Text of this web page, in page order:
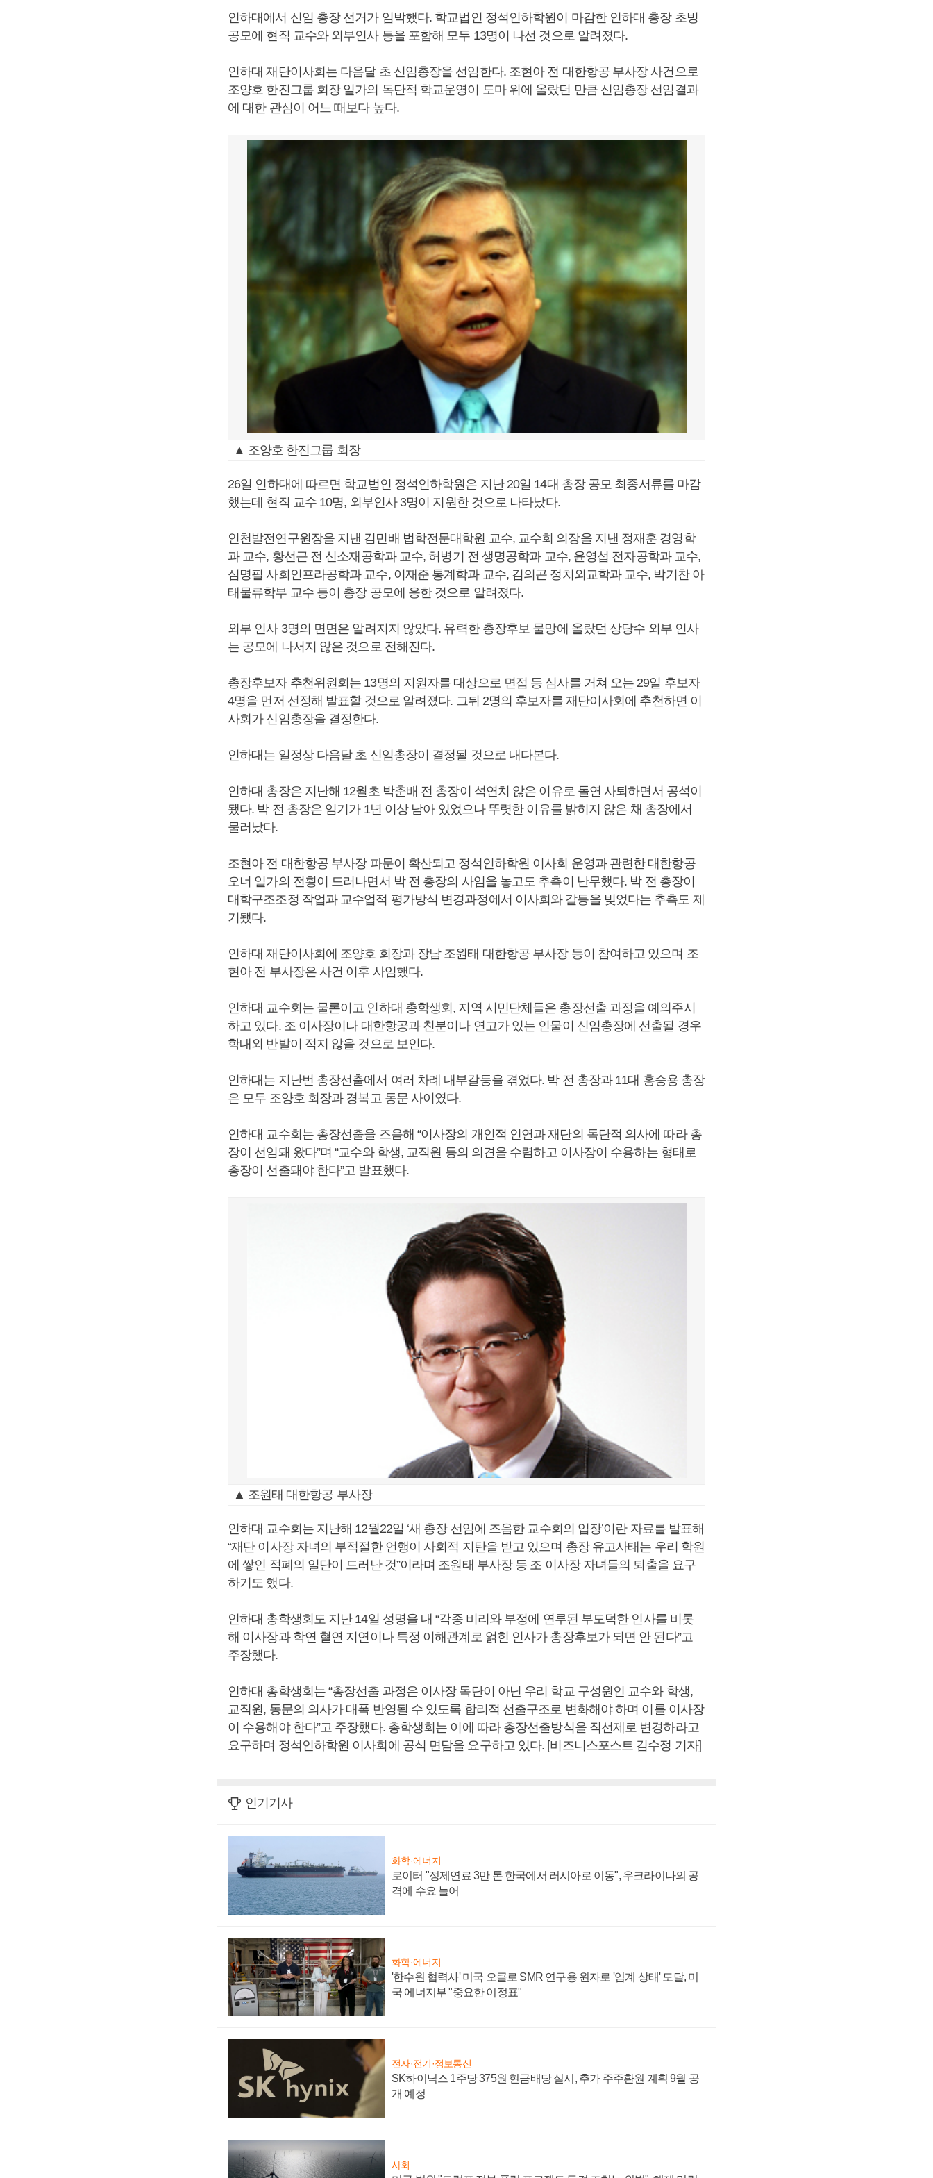
인하대에서 신임 총장 선거가 임박했다. 학교법인 정석인하학원이 마감한 인하대 총장 초빙
공모에 현직 교수와 외부인사 등을 포함해 모두 13명이 나선 것으로 알려졌다.
인하대 재단이사회는 다음달 초 신임총장을 선임한다. 조현아 전 대한항공 부사장 사건으로
조양호 한진그룹 회장 일가의 독단적 학교운영이 도마 위에 올랐던 만큼 신임총장 선임결과
에 대한 관심이 어느 때보다 높다.
▲ 조양호 한진그룹 회장
26일 인하대에 따르면 학교법인 정석인하학원은 지난 20일 14대 총장 공모 최종서류를 마감
했는데 현직 교수 10명, 외부인사 3명이 지원한 것으로 나타났다.
인천발전연구원장을 지낸 김민배 법학전문대학원 교수, 교수회 의장을 지낸 정재훈 경영학
과 교수, 황선근 전 신소재공학과 교수, 허병기 전 생명공학과 교수, 윤영섭 전자공학과 교수,
심명필 사회인프라공학과 교수, 이재준 통계학과 교수, 김의곤 정치외교학과 교수, 박기찬 아
태물류학부 교수 등이 총장 공모에 응한 것으로 알려졌다.
외부 인사 3명의 면면은 알려지지 않았다. 유력한 총장후보 물망에 올랐던 상당수 외부 인사
는 공모에 나서지 않은 것으로 전해진다.
총장후보자 추천위원회는 13명의 지원자를 대상으로 면접 등 심사를 거쳐 오는 29일 후보자
4명을 먼저 선정해 발표할 것으로 알려졌다. 그뒤 2명의 후보자를 재단이사회에 추천하면 이
사회가 신임총장을 결정한다.
인하대는 일정상 다음달 초 신임총장이 결정될 것으로 내다본다.
인하대 총장은 지난해 12월초 박춘배 전 총장이 석연치 않은 이유로 돌연 사퇴하면서 공석이
됐다. 박 전 총장은 임기가 1년 이상 남아 있었으나 뚜렷한 이유를 밝히지 않은 채 총장에서
물러났다.
조현아 전 대한항공 부사장 파문이 확산되고 정석인하학원 이사회 운영과 관련한 대한항공
오너 일가의 전횡이 드러나면서 박 전 총장의 사임을 놓고도 추측이 난무했다. 박 전 총장이
대학구조조정 작업과 교수업적 평가방식 변경과정에서 이사회와 갈등을 빚었다는 추측도 제
기됐다.
인하대 재단이사회에 조양호 회장과 장남 조원태 대한항공 부사장 등이 참여하고 있으며 조
현아 전 부사장은 사건 이후 사임했다.
인하대 교수회는 물론이고 인하대 총학생회, 지역 시민단체들은 총장선출 과정을 예의주시
하고 있다. 조 이사장이나 대한항공과 친분이나 연고가 있는 인물이 신임총장에 선출될 경우
학내외 반발이 적지 않을 것으로 보인다.
인하대는 지난번 총장선출에서 여러 차례 내부갈등을 겪었다. 박 전 총장과 11대 홍승용 총장
은 모두 조양호 회장과 경복고 동문 사이였다.
인하대 교수회는 총장선출을 즈음해 “이사장의 개인적 인연과 재단의 독단적 의사에 따라 총
장이 선임돼 왔다”며 “교수와 학생, 교직원 등의 의견을 수렴하고 이사장이 수용하는 형태로
총장이 선출돼야 한다”고 발표했다.
▲ 조원태 대한항공 부사장
인하대 교수회는 지난해 12월22일 ‘새 총장 선임에 즈음한 교수회의 입장’이란 자료를 발표해
“재단 이사장 자녀의 부적절한 언행이 사회적 지탄을 받고 있으며 총장 유고사태는 우리 학원
에 쌓인 적폐의 일단이 드러난 것”이라며 조원태 부사장 등 조 이사장 자녀들의 퇴출을 요구
하기도 했다.
인하대 총학생회도 지난 14일 성명을 내 “각종 비리와 부정에 연루된 부도덕한 인사를 비롯
해 이사장과 학연 혈연 지연이나 특정 이해관계로 얽힌 인사가 총장후보가 되면 안 된다”고
주장했다.
인하대 총학생회는 “총장선출 과정은 이사장 독단이 아닌 우리 학교 구성원인 교수와 학생,
교직원, 동문의 의사가 대폭 반영될 수 있도록 합리적 선출구조로 변화해야 하며 이를 이사장
이 수용해야 한다”고 주장했다. 총학생회는 이에 따라 총장선출방식을 직선제로 변경하라고
요구하며 정석인하학원 이사회에 공식 면담을 요구하고 있다. [비즈니스포스트 김수정 기자]
인기기사
화학·에너지
로이터 "정제연료 3만 톤 한국에서 러시아로 이동", 우크라이나의 공
격에 수요 늘어
화학·에너지
'한수원 협력사' 미국 오클로 SMR 연구용 원자로 '임계 상태' 도달, 미
국 에너지부 "중요한 이정표"
전자·전기·정보통신
SK하이닉스 1주당 375원 현금배당 실시, 추가 주주환원 계획 9월 공
개 예정
사회